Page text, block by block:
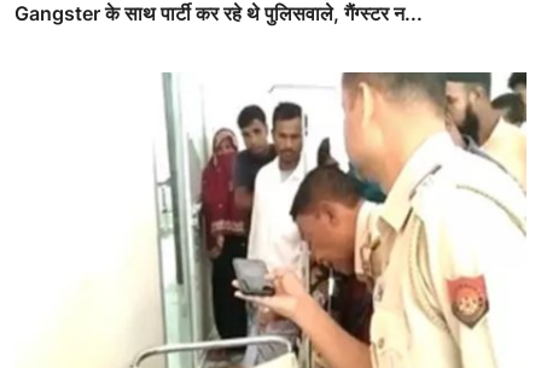
Gangster के साथ पार्टी कर रहे थे पुलिसवाले, गैंग्स्टर न...